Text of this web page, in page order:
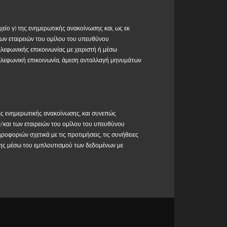
εύλογη προσδοκία ότι θα περιμένατε την
εταιρειών ομίλου του
υπεύθυνου
επικοινωνίας με χειριστή ή με
επικοινωνία, instant messaging κ.λπ.)- η
σχετικά με τις προτιμήσεις, τις συνήθειες,
με το άρθρο 6 παράγραφος 1 στοιχείο α) του
διατύπωση απάντησης στο αίτημά σας,
γ) της ενημερωτικής ανακοίνωσης και, ως εκ
εταιρειών του ομίλου του υπευθύνου
επικοινωνίας με χειριστή ή μέσω
επικοινωνία, άμεση ανταλλαγή μηνυμάτων
ενημερωτικής ανακοίνωσης, και συνεπώς
των εταιρειών του ομίλου του υπευθύνου
σχετικά με τις προτιμήσεις, τις συνήθειες
μέσω του εμπλουτισμού των δεδομένων με